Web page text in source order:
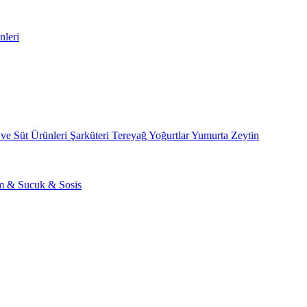
Süt Ürünleri Şarküteri TereyağYoğurtlarYumurta Zeytin
& Sucuk & Sosis